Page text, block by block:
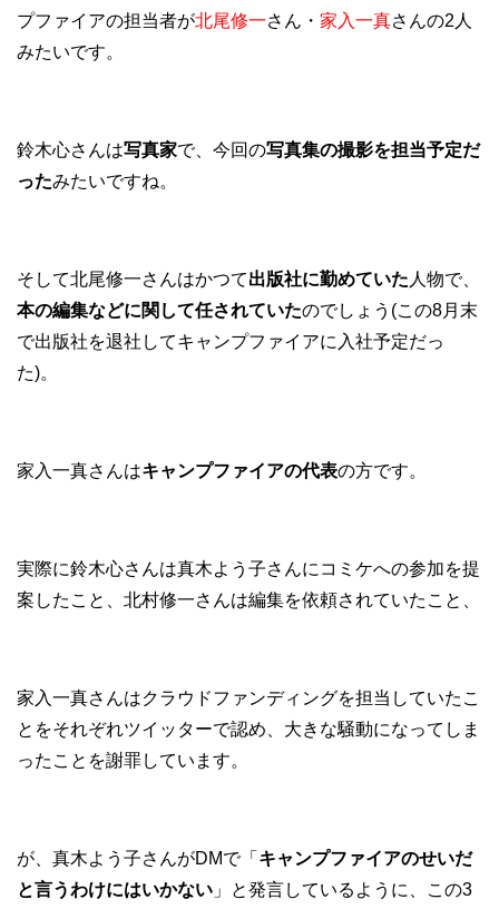
プファイアの担当者が北尾修一さん・ 家入一真さんの2人
みたいです。
鈴木心さんは写真家で、今回の写真集の撮影を担当予定だ
ったみたいですね。
そして北尾修一さんはかつて出版社に勤めていた 人物で、
本の編集などに関して任されていたのでしょう(この8月末
で出版社を退社してキャンプファイアに入社予定だっ
た)。
家入一真さんはキャンプファイアの代表の方です。
実際に鈴木心さんは真木よう子さんにコミケへの参加を提
案したこと、北村修一さんは編集を依頼されていたこと、
家入一真さんはクラウドファンディングを担当していたこ
とをそれぞれツイッターで認め、大きな騒動になってしま
ったことを謝罪しています。
が、真木よう子さんがDMで「 キャンプファイアのせいだ
と言うわけにはいかない 」と発言しているように、この3